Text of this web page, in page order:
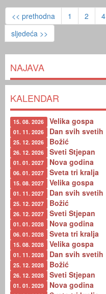
<< prethodna 1 2 4
sljedeća >>
NAJAVA
KALENDAR
15. 08. 2026 Velika gospa
01. 11. 2026 Dan svih svetih
25. 12. 2026 Božić
26. 12. 2026 Sveti Stjepan
01. 01. 2027 Nova godina
06. 01. 2027 Sveta tri kralja
15. 08. 2027 Velika gospa
01. 11. 2027 Dan svih svetih
25. 12. 2027 Božić
26. 12. 2027 Sveti Stjepan
01. 01. 2028 Nova godina
06. 01. 2028 Sveta tri kralja
15. 08. 2028 Velika gospa
01. 11. 2028 Dan svih svetih
25. 12. 2028 Božić
26. 12. 2028 Sveti Stjepan
01. 01. 2029 Nova godina